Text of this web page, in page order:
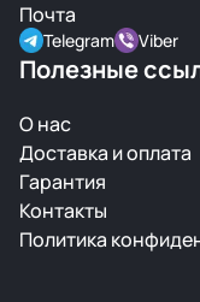
Почта
Telegram Viber
Полезные
О нас
Доставка и оплата
Гарантия
Контакты
Политика